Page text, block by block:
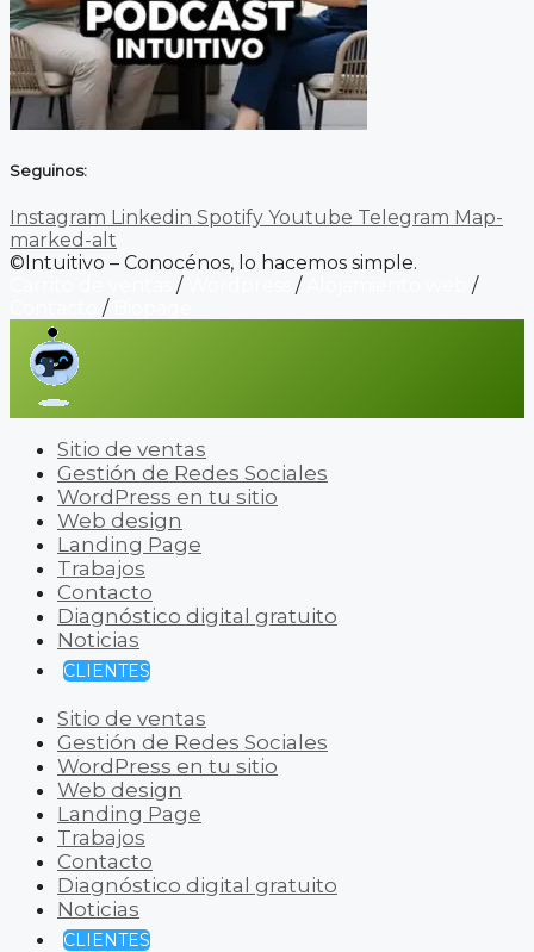
Seguinos:
Instagram Linkedin Spotify Youtube Telegram Map-
marked-alt
©Intuitivo – Conocénos, lo hacemos simple.
/ /
/
/
Sitio de ventas
Gestión de Redes Sociales
WordPress en tu sitio
Web design
Landing Page
Trabajos
Contacto
Diagnóstico digital gratuito
Noticias
CLIENTES
Sitio de ventas
Gestión de Redes Sociales
WordPress en tu sitio
Web design
Landing Page
Trabajos
Contacto
Diagnóstico digital gratuito
Noticias
CLIENTES